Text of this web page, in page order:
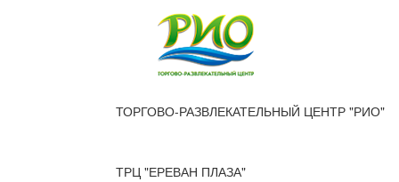
ТОРГОВО-РАЗВЛЕКАТЕЛЬНЫЙ ЦЕНТР "РИО"
ТРЦ "ЕРЕВАН ПЛАЗА"